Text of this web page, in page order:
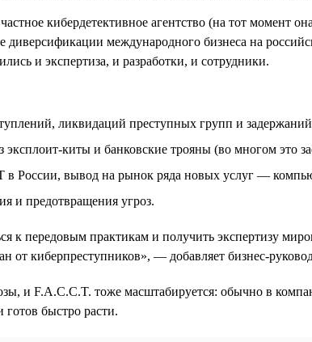
кибердетективное агентство (на тот момент
диверсификации международного бизнеса на
и экспертиза, и разработки, и сотрудники.
ликвидаций преступных групп и
эксплоит-киты и банковские трояны (во многом это
в России, вывод на рынок ряда новых услуг —
и предотвращения угроз.
к передовым практикам и получить экспертизу
киберпреступников», — добавляет бизнес-
и F.A.C.C.T. тоже масштабируется: обычно в
быстро расти.